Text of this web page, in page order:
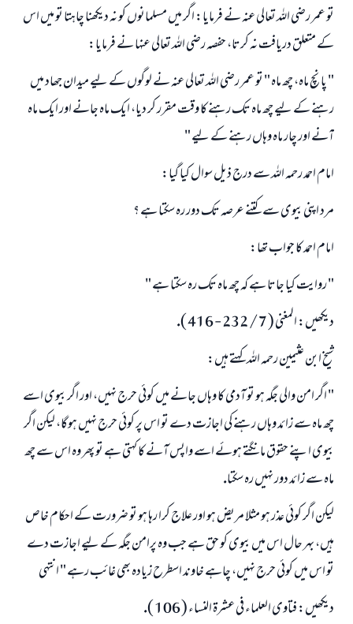
تو عمر رضى اللہ تعالى عنہ نے فرمايا: اگر ميں مسلمانوں كو نہ ديكھنا چاہتا تو ميں اس
كے متعلق دريافت نہ كرتا، حفصہ رضى اللہ تعالى عنہا نے فرمايا:
" پانچ ماہ، چھ ماہ " تو عمر رضى اللہ تعالى عنہ نے لوگوں كے ليے ميدان جھاد ميں
رہنے كے ليے چھ ماہ تك رہنے كا وقت مقرر كر ديا، ايك ماہ جانے اور ايك ماہ
آنے اور چار ماہ وہاں رہنے كے ليے "
امام احمد رحمہ اللہ سے درج ذيل سوال كيا گيا:
مرد اپنى بيوى سے كتنے عرصہ تك دور رہ سكتا ہے ؟
امام احمد كا جواب تھا:
" روايت كيا جاتا ہے كہ چھ ماہ تك رہ سكتا ہے "
ديكھيں: المغنى ( 7 / 232 - 416 ).
شيخ ابن عثيمين رحمہ اللہ كہتے ہيں:
" اگر امن والى جگہ ہو تو آدمى كا وہاں جانے ميں كوئى حرج نہيں، اور اگر بيوى اسے
چھ ماہ سے زائد وہاں رہنے كى اجازت دے تو اس پر كوئى حرج نہيں ہوگا، ليكن اگر
بيوى اپنے حقوق مانگتے ہوئے اسے واپس آنے كا كہتى ہے تو پھر وہ اس سے چھ
ماہ سے زائد دور نہيں رہ سكتا.
ليكن اگر كوئى عذر ہو مثلا مريض ہو اور علاج كرا رہا ہو تو ضرورت كے احكام خاص
ہيں، بہر حال اس ميں بيوى كو حق ہے جب وہ پرامن جگہ كے ليے اجازت دے
تو اس ميں كوئى حرج نہيں، چاہے خاوند اسطرح زيادہ بھى غائب رہے " انتہى
ديكھيں: فتاوى العلماء فى عشرۃ النساء ( 106 ).
جواب نمبر 110845 نے نکاح ٹوٹنے سے بچایا۔
امت مسلمہ کے واسطے جوابات پیش کرنے کے لیے ہماری مدد کریں
رسول اللہ صلی اللہ علیہ و سلم کا فرمان ہے:
نیکی کی رہنمائی کرنے والے کو بھی نیکی کرنے والے کے برابر اجر ملتا ہے۔
ابھی تعاون کریں